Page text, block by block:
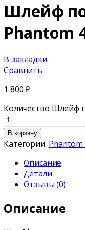
Шлейф
Phantom
В закладки
Сравнить
1 800 ₽
Количество Шлейф
В корзину
Категории: Phantom
Описание
Детали
Отзывы (0)
Описание